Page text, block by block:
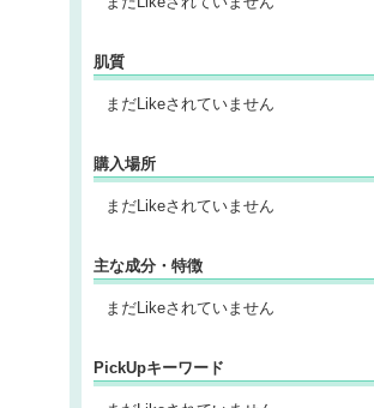
肌質
まだLikeされていません
購入場所
まだLikeされていません
主な成分・特徴
まだLikeされていません
PickUpキーワード